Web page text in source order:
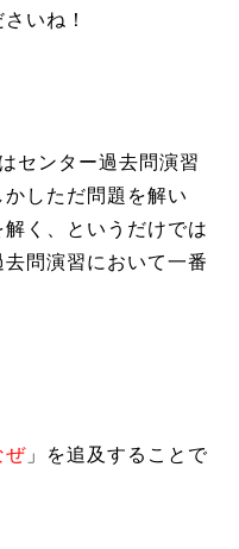
いね！
センター過去問演習
しただ問題を解い
く、というだけでは
問演習において一番
ぜ」を追及することで